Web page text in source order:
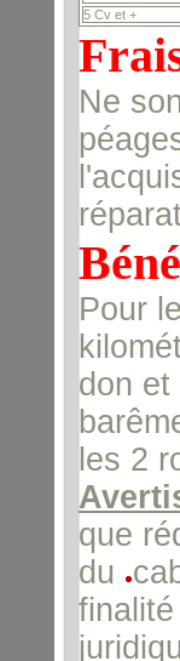
5 Cv et +
Ne
Pour
don et
les 2
que
du